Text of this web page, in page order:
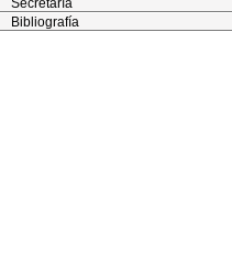
Secretaría
Bibliografía